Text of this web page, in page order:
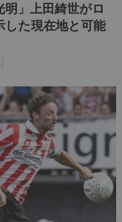
明」上田綺世がロ
した現在地と可能